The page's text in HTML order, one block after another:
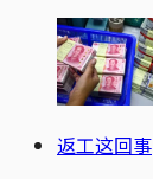
返工这回事